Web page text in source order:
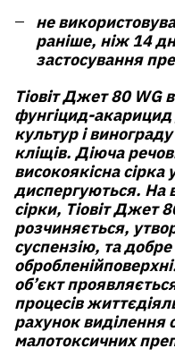
не
раніше, ніж 14
застосування
Тіовіт Джет 80 WG
фунгіцид-
культур і
кліщів. Діюча
високоякісна сірка
диспергуються. На
сірки, Тіовіт Джет
розчиняється,
суспензію, та
об’єкт
процесів
рахунок виділення
малотоксичних